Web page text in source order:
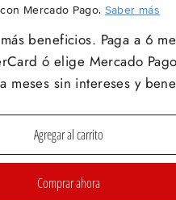
con Mercado Pago. Saber más
beneficios. Paga a 6
ó elige Mercado
meses sin intereses y
Agregar al carrito
Comprar ahora